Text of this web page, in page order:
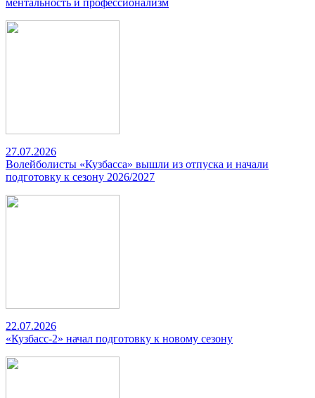
ментальность и профессионализм
27.07.2026
Волейболисты «Кузбасса» вышли из отпуска и начали
подготовку к сезону 2026/2027
22.07.2026
«Кузбасс-2» начал подготовку к новому сезону